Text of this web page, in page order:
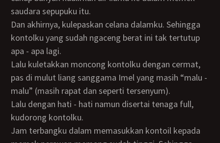
saudara sepupuku itu.
Dan akhirnya, kulepaskan celana dalamku. Sehingga
kontolku yang sudah ngaceng berat ini tak tertutup
apa - apa lagi.
Lalu kuletakkan moncong kontolku dengan cermat,
pas di mulut liang sanggama Imel yang masih “malu -
malu” (masih rapat dan seperti tersenyum).
Lalu dengan hati - hati namun disertai tenaga full,
kudorong kontolku.
Jam terbangku dalam memasukkan kontoil kepada